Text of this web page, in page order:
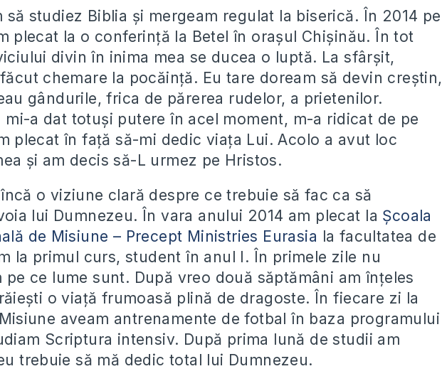
să studiez Biblia și mergeam regulat la biserică. În 2014 pe
plecat la o conferință la Betel în orașul Chișinău. În tot
divin în inima mea se ducea o luptă. La sfârșit,
chemare la pocăință. Eu tare doream să devin creștin,
gândurile, frica de părerea rudelor, a prietenilor.
mi-a dat totuși putere în acel moment, m-a ridicat de pe
plecat în față să-mi dedic viața Lui. Acolo a avut loc
și am decis să-L urmez pe Hristos.
o viziune clară despre ce trebuie să fac ca să
lui Dumnezeu. În vara anului 2014 am plecat la Școala
de Misiune – Precept Ministries Eurasia la facultatea de
la primul curs, student în anul I. În primele zile nu
pe ce lume sunt. După vreo două săptămâni am înțeles
o viață frumoasă plină de dragoste. În fiecare zi la
aveam antrenamente de fotbal în baza programului
Scriptura intensiv. După prima lună de studii am
trebuie să mă dedic total lui Dumnezeu.